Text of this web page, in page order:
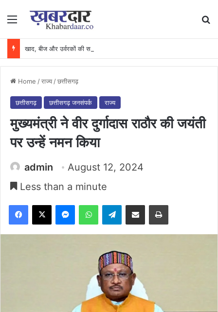
Menu
Home /राज्य /छत्तीसगढ़
छत्तीसगढ़ छत्तीसगढ़ जनसंपर्क राज्य
मुख्यमंत्री ने वीर दुर्गादास राठौर की जयंती
पर उन्हें नमन किया
admin
August 12, 2024
Less than a minute
Facebook
X MessengerWhatsAppTelegramShare via Email Print